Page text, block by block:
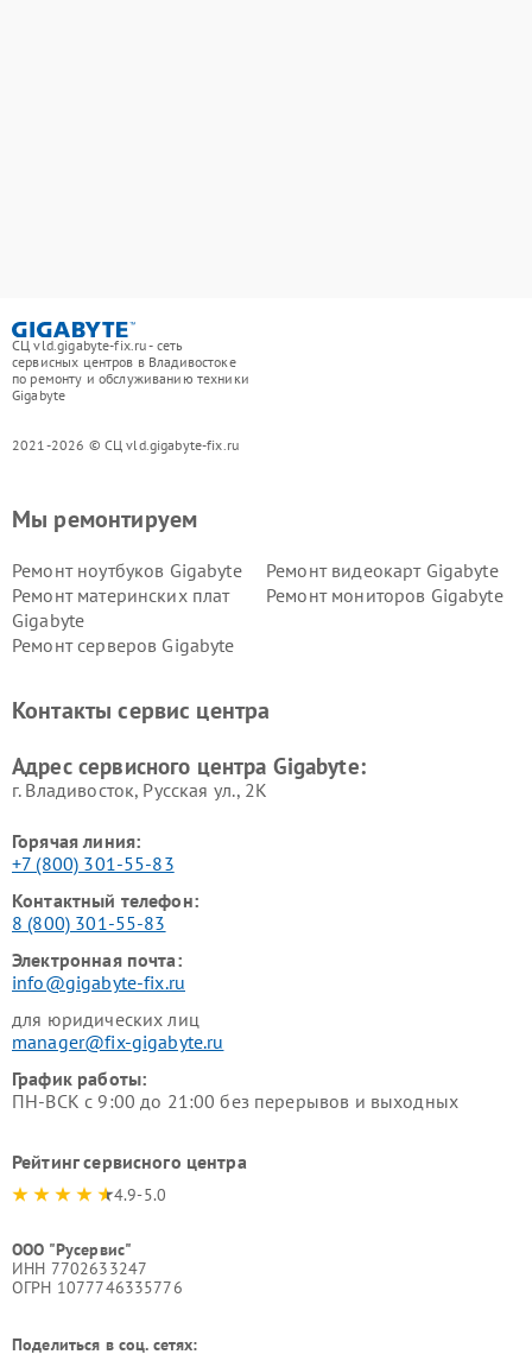
СЦ vld.gigabyte-fix.ru - сеть
сервисных центров в Владивостоке
по ремонту и обслуживанию техники
Gigabyte
2021-2026 © СЦ vld.gigabyte-fix.ru
Мы ремонтируем
Ремонт ноутбуков Gigabyte
Ремонт видеокарт Gigabyte
Ремонт материнских плат
Gigabyte
Ремонт мониторов Gigabyte
Ремонт серверов Gigabyte
Контакты сервис центра
Адрес сервисного центра Gigabyte:
г. Владивосток, Русская ул., 2К
Горячая линия:
+7 (800) 301-55-83
Контактный телефон:
8 (800) 301-55-83
Электронная почта:
info@gigabyte-fix.ru
для юридических лиц
manager@fix-gigabyte.ru
График работы:
ПН-ВСК с 9:00 до 21:00 без перерывов и выходных
Рейтинг сервисного центра
4.9-5.0
ООО "Русервис"
ИНН 7702633247
ОГРН 1077746335776
Поделиться в соц. сетях: